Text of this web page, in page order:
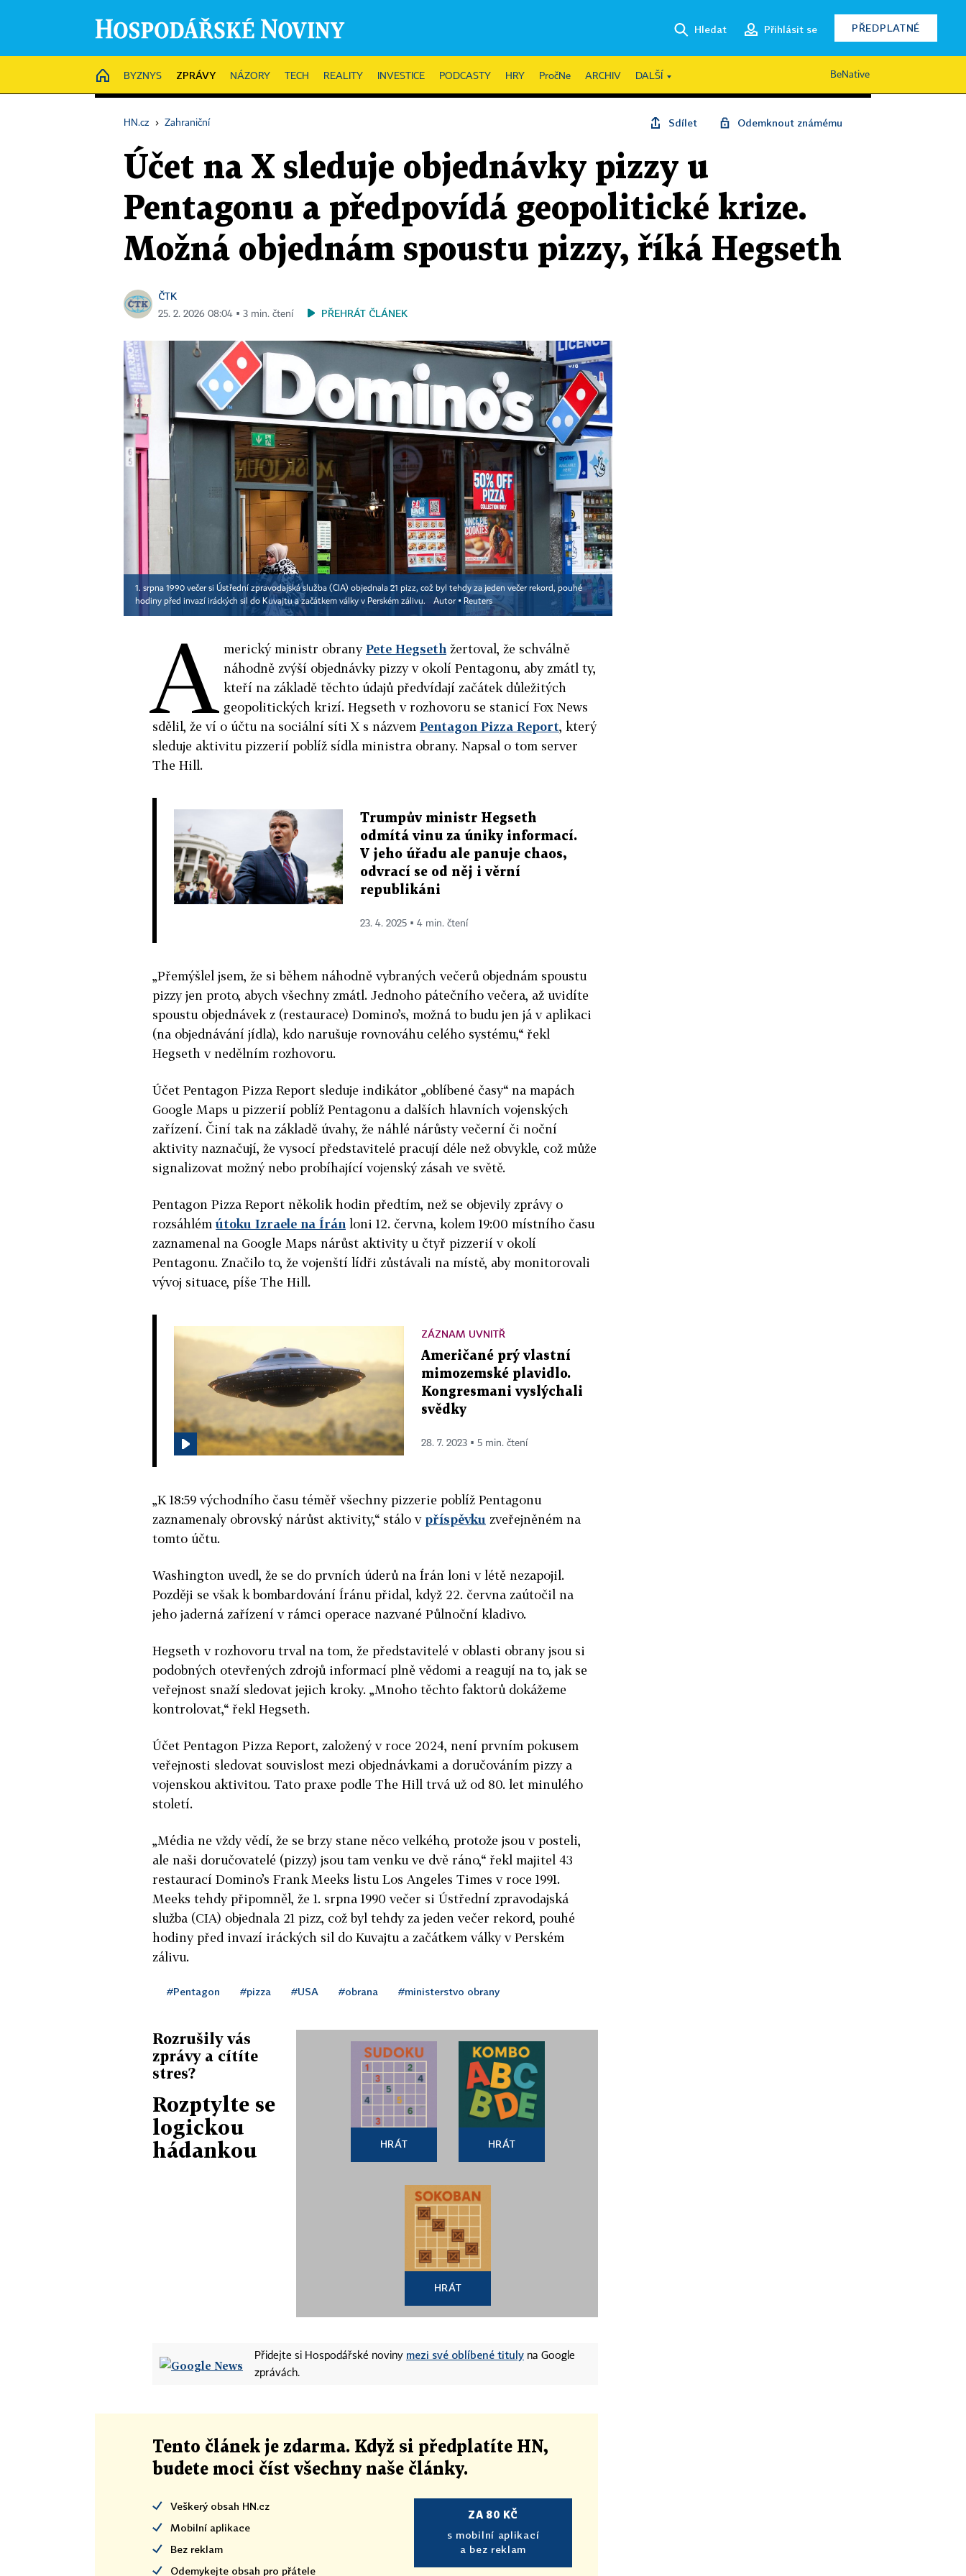
Hledat Přihlásit se PŘEDPLATNÉ
HOME
BYZNYS ZPRÁVY NÁZORY TECH REALITY INVESTICE PODCASTY HRY PročNe ARCHIV DALŠÍ BeNative
HN.cz › Zahraniční Sdílet Odemknout známému
Účet na X sleduje objednávky pizzy u
Pentagonu a předpovídá geopolitické krize.
Možná objednám spoustu pizzy, říká Hegseth
ČTK
25. 2. 2026 08:04 ▪ 3 min. čtení PŘEHRÁT ČLÁNEK
1. srpna 1990 večer si Ústřední zpravodajská služba (CIA) objednala 21 pizz, což byl tehdy za jeden večer rekord, pouhé
hodiny před invazí iráckých sil do Kuvajtu a začátkem války v Perském zálivu.
Autor ▪ Reuters
A merický ministr obranyPete Hegseth žertoval, že schválně
náhodně zvýší objednávky pizzy v okolí Pentagonu, aby zmátl ty,
kteří na základě těchto údajů předvídají začátek důležitých
geopolitických krizí. Hegseth v rozhovoru se stanicí Fox News
sdělil, že ví o účtu na sociální síti X s názvem Pentagon Pizza Report, který
sleduje aktivitu pizzerií poblíž sídla ministra obrany. Napsal o tom server
The Hill.
Trumpův ministr Hegseth
odmítá vinu za úniky informací.
V jeho úřadu ale panuje chaos,
odvrací se od něj i věrní
republikáni
23. 4. 2025 ▪ 4 min. čtení
„Přemýšlel jsem, že si během náhodně vybraných večerů objednám spoustu
pizzy jen proto, abych všechny zmátl. Jednoho pátečního večera, až uvidíte
spoustu objednávek z (restaurace) Domino’s, možná to budu jen já v aplikaci
(na objednávání jídla), kdo narušuje rovnováhu celého systému,“ řekl
Hegseth v nedělním rozhovoru.
Účet Pentagon Pizza Report sleduje indikátor „oblíbené časy“ na mapách
Google Maps u pizzerií poblíž Pentagonu a dalších hlavních vojenských
zařízení. Činí tak na základě úvahy, že náhlé nárůsty večerní či noční
aktivity naznačují, že vysocí představitelé pracují déle než obvykle, což může
signalizovat možný nebo probíhající vojenský zásah ve světě.
Pentagon Pizza Report několik hodin předtím, než se objevily zprávy o
rozsáhlémútoku Izraele na Írán loni 12. června, kolem 19:00 místního času
zaznamenal na Google Maps nárůst aktivity u čtyř pizzerií v okolí
Pentagonu. Značilo to, že vojenští lídři zůstávali na místě, aby monitorovali
vývoj situace, píše The Hill.
ZÁZNAM UVNITŘ
Američané prý vlastní
mimozemské plavidlo.
Kongresmani vyslýchali
svědky
28. 7. 2023 ▪ 5 min. čtení
„K 18:59 východního času téměř všechny pizzerie poblíž Pentagonu
zaznamenaly obrovský nárůst aktivity,“ stálo v příspěvku zveřejněném na
tomto účtu.
Washington uvedl, že se do prvních úderů na Írán loni v létě nezapojil.
Později se však k bombardování Íránu přidal, když 22. června zaútočil na
jeho jaderná zařízení v rámci operace nazvané Půlnoční kladivo.
Hegseth v rozhovoru trval na tom, že představitelé v oblasti obrany jsou si
podobných otevřených zdrojů informací plně vědomi a reagují na to, jak se
veřejnost snaží sledovat jejich kroky. „Mnoho těchto faktorů dokážeme
kontrolovat,“ řekl Hegseth.
Účet Pentagon Pizza Report, založený v roce 2024, není prvním pokusem
veřejnosti sledovat souvislost mezi objednávkami a doručováním pizzy a
vojenskou aktivitou. Tato praxe podle The Hill trvá už od 80. let minulého
století.
„Média ne vždy vědí, že se brzy stane něco velkého, protože jsou v posteli,
ale naši doručovatelé (pizzy) jsou tam venku ve dvě ráno,“ řekl majitel 43
restaurací Domino’s Frank Meeks listu Los Angeles Times v roce 1991.
Meeks tehdy připomněl, že 1. srpna 1990 večer si Ústřední zpravodajská
služba (CIA) objednala 21 pizz, což byl tehdy za jeden večer rekord, pouhé
hodiny před invazí iráckých sil do Kuvajtu a začátkem války v Perském
zálivu.
#Pentagon #pizza #USA #obrana #ministerstvo obrany
Rozrušily vás
zprávy a cítíte
stres?
Rozptylte se
logickou
hádankou
HRÁT HRÁT
HRÁT
Přidejte si Hospodářské noviny mezi své oblíbené tituly na Google
zprávách.
Tento článek je zdarma. Když si předplatíte HN,
budete moci číst všechny naše články.
Veškerý obsah HN.cz
Mobilní aplikace
Bez reklam
Odemykejte obsah pro přátele
ZA 80 KČ
s mobilní aplikací
a bez reklam